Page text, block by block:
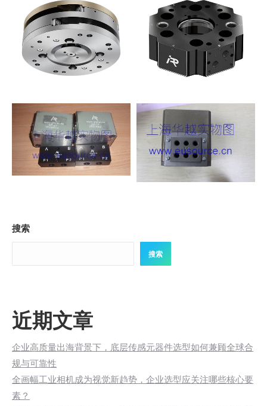
搜索
搜索
近期文章
企业高质量出海背景下，底层传感元器件选型如何兼顾全球合
规与可靠性
全画幅工业相机成为视觉新趋势，企业选型应关注哪些核心要
素？